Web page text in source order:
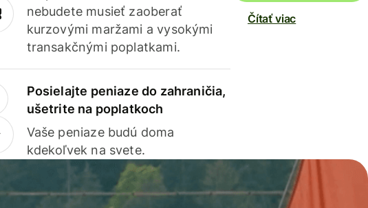
nebudete musieť zaoberať
kurzovými maržami a vysokými
transakčnými poplatkami.
Posielajte peniaze do zahraničia,
ušetrite na poplatkoch
Vaše peniaze budú doma
kdekoľvek na svete.
Čítať viac